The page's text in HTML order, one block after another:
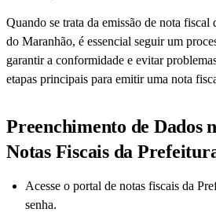
Quando se trata da emissão de nota fiscal
do Maranhão, é essencial seguir um
garantir a conformidade e evitar
etapas principais para emitir uma nota
Preenchimento de Dados
Notas Fiscais da
Acesse o portal de notas fiscais da
senha.